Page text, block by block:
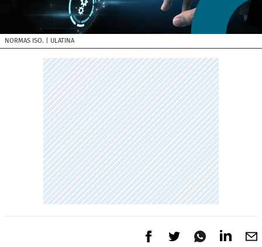
NORMAS ISO. | ULATINA